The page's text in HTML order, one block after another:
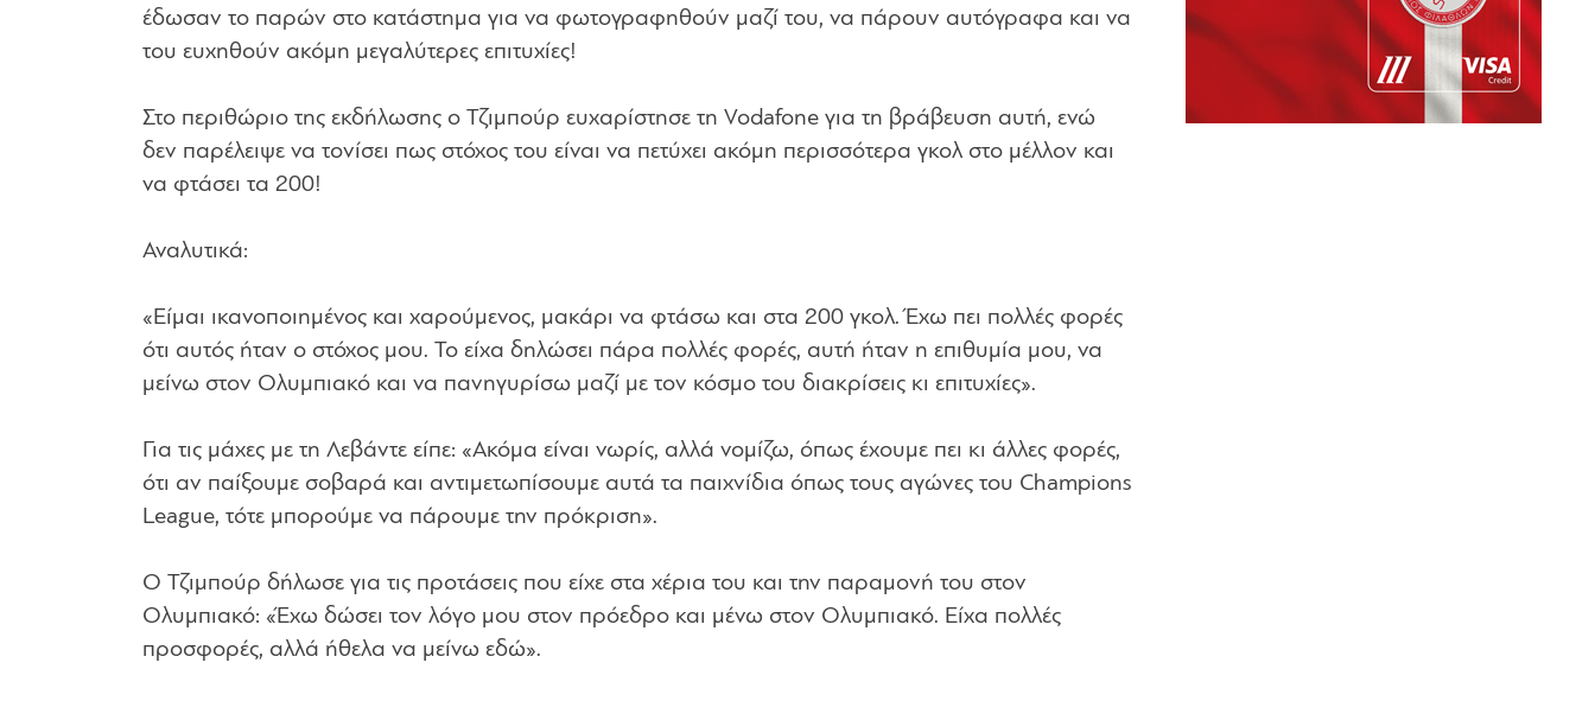
έδωσαν το παρών στο κατάστημα για να φωτογραφηθούν μαζί του, να πάρουν αυτόγραφα και να
του ευχηθούν ακόμη μεγαλύτερες επιτυχίες!
Στο περιθώριο της εκδήλωσης ο Τζιμπούρ ευχαρίστησε τη Vodafone για τη βράβευση αυτή, ενώ
δεν παρέλειψε να τονίσει πως στόχος του είναι να πετύχει ακόμη περισσότερα γκολ στο μέλλον και
να φτάσει τα 200!
Αναλυτικά:
«Είμαι ικανοποιημένος και χαρούμενος, μακάρι να φτάσω και στα 200 γκολ. Έχω πει πολλές φορές
ότι αυτός ήταν ο στόχος μου. Το είχα δηλώσει πάρα πολλές φορές, αυτή ήταν η επιθυμία μου, να
μείνω στον Ολυμπιακό και να πανηγυρίσω μαζί με τον κόσμο του διακρίσεις κι επιτυχίες».
Για τις μάχες με τη Λεβάντε είπε: «Ακόμα είναι νωρίς, αλλά νομίζω, όπως έχουμε πει κι άλλες φορές,
ότι αν παίξουμε σοβαρά και αντιμετωπίσουμε αυτά τα παιχνίδια όπως τους αγώνες του Champions
League, τότε μπορούμε να πάρουμε την πρόκριση».
Ο Τζιμπούρ δήλωσε για τις προτάσεις που είχε στα χέρια του και την παραμονή του στον
Ολυμπιακό: «Έχω δώσει τον λόγο μου στον πρόεδρο και μένω στον Ολυμπιακό. Είχα πολλές
προσφορές, αλλά ήθελα να μείνω εδώ».